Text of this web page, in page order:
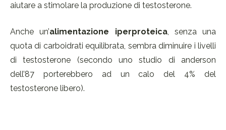
aiutare a stimolare la produzione di testosterone.
Anche un’alimentazione iperproteica, senza una
quota di carboidrati equilibrata, sembra diminuire i livelli
di testosterone (secondo uno studio di anderson
dell’87 porterebbero ad un calo del 4% del
testosterone libero).